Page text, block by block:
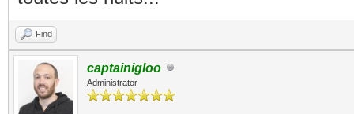
Find
captainigloo
Administrator